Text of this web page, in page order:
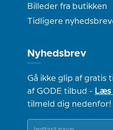
Billeder fra butikken
Tidligere
Nyhedsbrev
Gå ikke glip af gratis
af GODE tilbud - Læs
tilmeld dig nedenfor!